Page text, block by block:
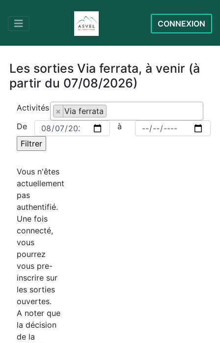
CONNEXION
Les sorties Via ferrata, à venir (à
partir du 07/08/2026)
Activités × Via ferrata
De
à
Vous n'êtes
actuellement
pas
authentifié.
Une fois
connecté,
vous
pourrez
vous pre-
inscrire sur
les sorties
ouvertes.
A noter que
la décision
de la